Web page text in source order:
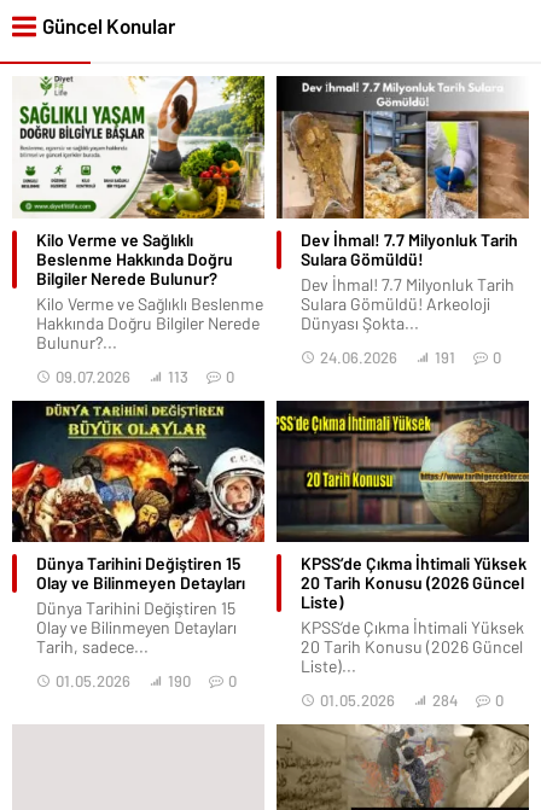
Güncel Konular
Kilo Verme ve Sağlıklı
Beslenme Hakkında Doğru
Bilgiler Nerede Bulunur?
Kilo Verme ve Sağlıklı Beslenme
Hakkında Doğru Bilgiler Nerede
Bulunur?...
09.07.2026 113 0
Dev İhmal! 7.7 Milyonluk Tarih
Sulara Gömüldü!
Dev İhmal! 7.7 Milyonluk Tarih
Sulara Gömüldü! Arkeoloji
Dünyası Şokta...
24.06.2026 191 0
Dünya Tarihini Değiştiren 15
Olay ve Bilinmeyen Detayları
Dünya Tarihini Değiştiren 15
Olay ve Bilinmeyen Detayları
Tarih, sadece...
01.05.2026 190 0
KPSS’de Çıkma İhtimali Yüksek
20 Tarih Konusu (2026 Güncel
Liste)
KPSS’de Çıkma İhtimali Yüksek
20 Tarih Konusu (2026 Güncel
Liste)...
01.05.2026 284 0